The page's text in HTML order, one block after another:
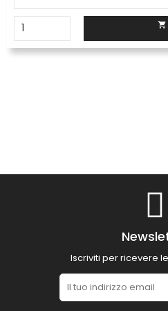

Iscriviti per ricevere